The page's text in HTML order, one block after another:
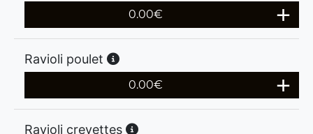
0.00€
Ravioli poulet
0.00€
Ravioli crevettes